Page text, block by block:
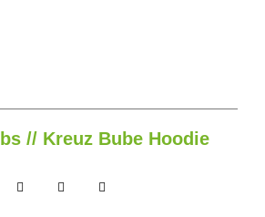
// Kreuz Bube Hoodie